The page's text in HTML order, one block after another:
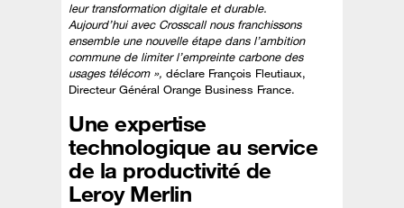
leur transformation digitale et durable.
Aujourd’hui avec Crosscall nous franchissons
ensemble une nouvelle étape dans l’ambition
commune de limiter l’empreinte carbone des
usages télécom », déclare François Fleutiaux,
Directeur Général Orange Business France.
Une expertise
technologique au service
de la productivité de
Leroy Merlin